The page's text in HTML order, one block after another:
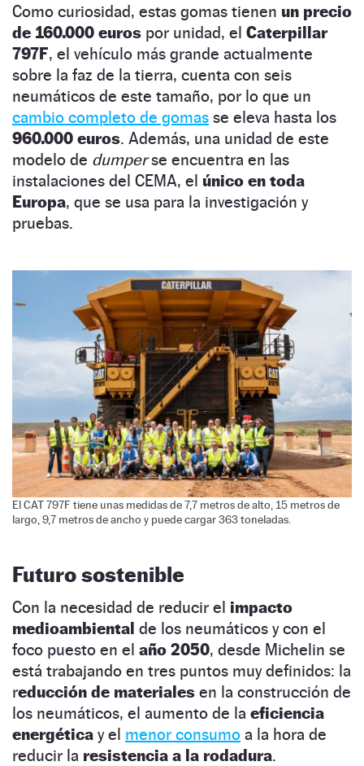
Como curiosidad, estas gomas tienen un precio
de 160.000 euros por unidad, el Caterpillar
797F, el vehículo más grande actualmente
sobre la faz de la tierra, cuenta con seis
neumáticos de este tamaño, por lo que un
cambio completo de gomas se eleva hasta los
960.000 euros. Además, una unidad de este
modelo de dumperse encuentra en las
instalaciones del CEMA, el único en toda
Europa, que se usa para la investigación y
pruebas.
El CAT 797F tiene unas medidas de 7,7 metros de alto, 15 metros de
largo, 9,7 metros de ancho y puede cargar 363 toneladas.
Futuro sostenible
Con la necesidad de reducir el impacto
medioambiental de los neumáticos y con el
foco puesto en el año 2050, desde Michelin se
está trabajando en tres puntos muy definidos: la
reducción de materiales en la construcción de
los neumáticos, el aumento de la eficiencia
energética y el menor consumo a la hora de
reducir la resistencia a la rodadura.